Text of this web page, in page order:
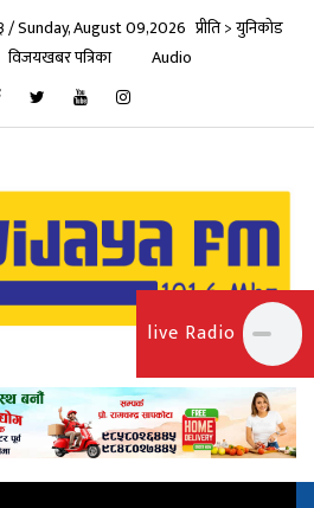
Sunday, August 09,2026 प्रीति > युनिकोड
विजयखबर पत्रिका Audio
live Radio